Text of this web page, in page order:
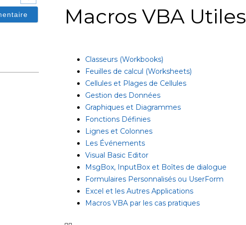
Macros VBA Utiles
Classeurs (Workbooks)
Feuilles de calcul (Worksheets)
Cellules et Plages de Cellules
Gestion des Données
Graphiques et Diagrammes
Fonctions Définies
Lignes et Colonnes
Les Événements
Visual Basic Editor
MsgBox, InputBox et Boîtes de dialogue
Formulaires Personnalisés ou UserForm
Excel et les Autres Applications
Macros VBA par les cas pratiques